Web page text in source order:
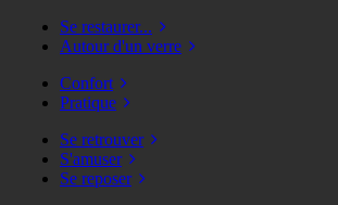
Se restaurer...
Autour d'un verre
Confort
Pratique
Se retrouver
S'amuser
Se reposer